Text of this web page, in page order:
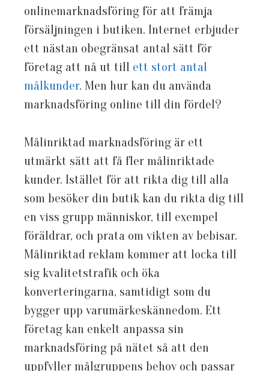
onlinemarknadsföring för att främja
försäljningen i butiken. Internet erbjuder
ett nästan obegränsat antal sätt för
företag att nå ut till ett stort antal
målkunder. Men hur kan du använda
marknadsföring online till din fördel?
Målinriktad marknadsföring är ett
utmärkt sätt att få fler målinriktade
kunder. Istället för att rikta dig till alla
som besöker din butik kan du rikta dig till
en viss grupp människor, till exempel
föräldrar, och prata om vikten av bebisar.
Målinriktad reklam kommer att locka till
sig kvalitetstrafik och öka
konverteringarna, samtidigt som du
bygger upp varumärkeskännedom. Ett
företag kan enkelt anpassa sin
marknadsföring på nätet så att den
uppfyller målgruppens behov och passar